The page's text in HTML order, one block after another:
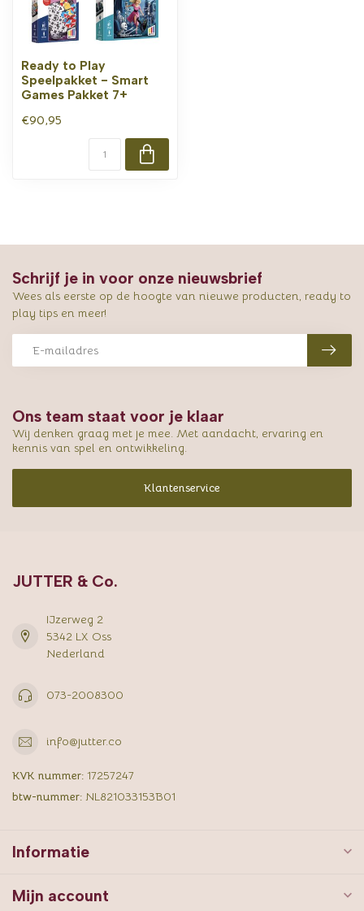
Ready to Play
Speelpakket - Smart
Games Pakket 7+
€90,95
Ons team staat voor je klaar
Wij denken graag met je mee. Met aandacht, ervaring en
kennis van spel en ontwikkeling.
Klantenservice
Schrijf je in voor onze nieuwsbrief
Wees als eerste op de hoogte van nieuwe producten, ready to
play tips en meer!
JUTTER & Co.
IJzerweg 2
5342 LX Oss
Nederland
073-2008300
info@jutter.co
KVK nummer: 17257247
btw-nummer: NL821033153B01
Informatie
Mijn account